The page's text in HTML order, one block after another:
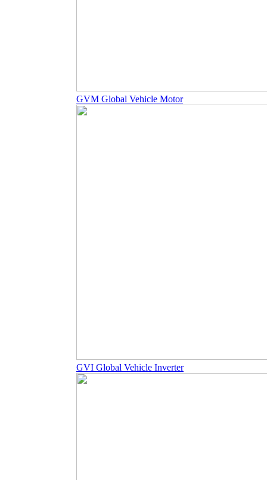
GVM Global Vehicle Motor
GVI Global Vehicle Inverter